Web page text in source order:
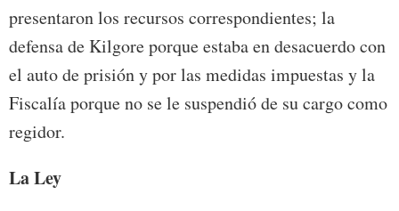
presentaron los recursos correspondientes; la
defensa de Kilgore porque estaba en desacuerdo con
el auto de prisión y por las medidas impuestas y la
Fiscalía porque no se le suspendió de su cargo como
regidor.
La Ley